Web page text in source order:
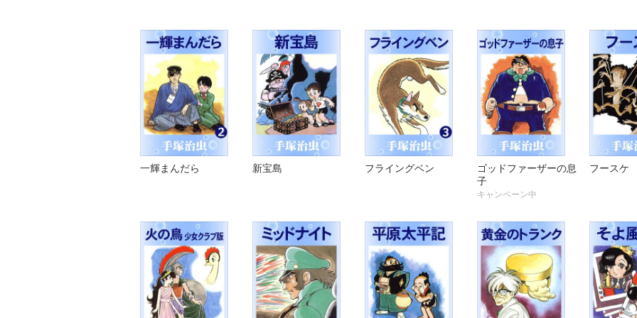
一輝まんだら 新宝島 フライングベン
ゴッドファーザーの息
子
キャンペーン中
フースケ